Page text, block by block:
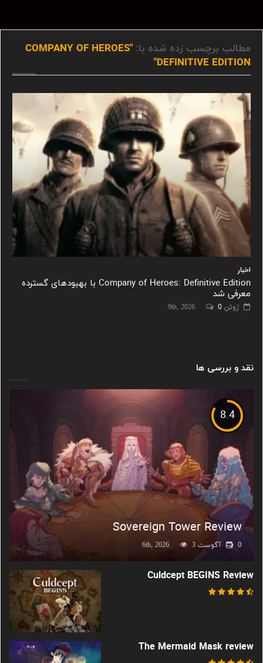
مطالب برچسب زده شده با: "COMPANY OF HEROES
DEFINITIVE EDITION"
اخبار
Company of Heroes: Definitive Edition با بهبودهای گسترده
معرفی شد
ژوئن 9th, 2026 0
نقد و بررسی ها
8.4
Sovereign Tower Review
آگوست 6th, 2026 3 0
Culdcept BEGINS Review
The Mermaid Mask review